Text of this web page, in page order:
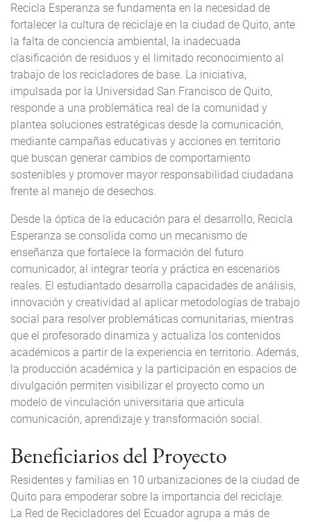
Recicla Esperanza se fundamenta en la necesidad de
fortalecer la cultura de reciclaje en la ciudad de Quito, ante
la falta de conciencia ambiental, la inadecuada
clasificación de residuos y el limitado reconocimiento al
trabajo de los recicladores de base. La iniciativa,
impulsada por la Universidad San Francisco de Quito,
responde a una problemática real de la comunidad y
plantea soluciones estratégicas desde la comunicación,
mediante campañas educativas y acciones en territorio
que buscan generar cambios de comportamiento
sostenibles y promover mayor responsabilidad ciudadana
frente al manejo de desechos.
Desde la óptica de la educación para el desarrollo, Recicla
Esperanza se consolida como un mecanismo de
enseñanza que fortalece la formación del futuro
comunicador, al integrar teoría y práctica en escenarios
reales. El estudiantado desarrolla capacidades de análisis,
innovación y creatividad al aplicar metodologías de trabajo
social para resolver problemáticas comunitarias, mientras
que el profesorado dinamiza y actualiza los contenidos
académicos a partir de la experiencia en territorio. Además,
la producción académica y la participación en espacios de
divulgación permiten visibilizar el proyecto como un
modelo de vinculación universitaria que articula
comunicación, aprendizaje y transformación social.
Beneficiarios del Proyecto
Residentes y familias en 10 urbanizaciones de la ciudad de
Quito para empoderar sobre la importancia del reciclaje.
La Red de Recicladores del Ecuador agrupa a más de